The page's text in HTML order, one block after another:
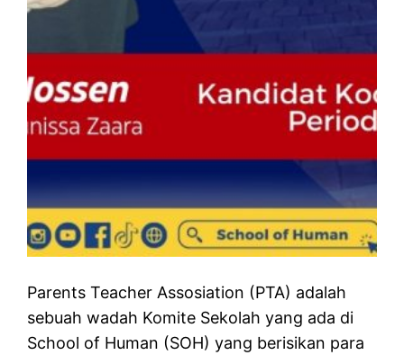
Parents Teacher Assosiation (PTA) adalah
sebuah wadah Komite Sekolah yang ada di
School of Human (SOH) yang berisikan para